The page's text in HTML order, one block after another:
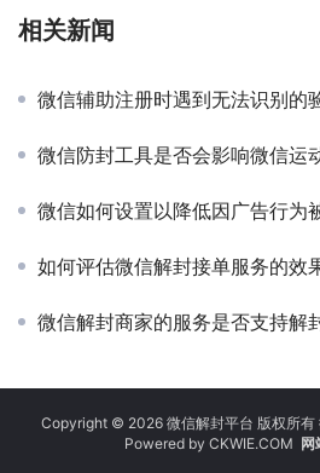
相关新闻
微信辅助注册时遇到无法识别的
微信防封工具是否会影响微信运
微信如何设置以降低因广告行为
如何评估微信解封接单服务的效
微信解封商家的服务是否支持解封前的
Copyright © 2026 微信解封平台 版权所有
Powered by CKWIE.COM 网